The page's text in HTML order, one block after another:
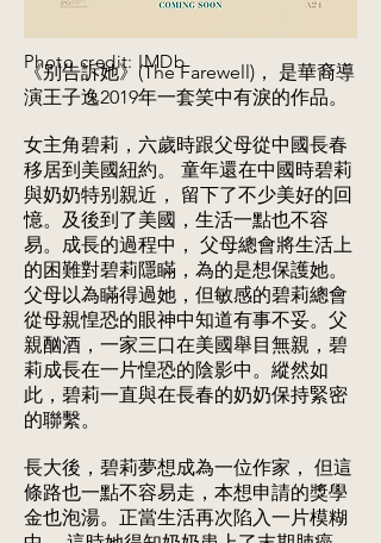
Photo credit: IMDb
《别告訴她》(The Farewell)， 是華裔導
演王子逸2019年一套笑中有淚的作品。
女主角碧莉，六歲時跟父母從中國長春
移居到美國紐約。 童年還在中國時碧莉
與奶奶特别親近， 留下了不少美好的回
憶。及後到了美國，生活一點也不容
易。成長的過程中， 父母總會將生活上
的困難對碧莉隱瞞，為的是想保護她。
父母以為瞞得過她，但敏感的碧莉總會
從母親惶恐的眼神中知道有事不妥。父
親酗酒，一家三口在美國舉目無親，碧
莉成長在一片惶恐的陰影中。縱然如
此，碧莉一直與在長春的奶奶保持緊密
的聯繫。
長大後，碧莉夢想成為一位作家， 但這
條路也一點不容易走，本想申請的獎學
金也泡湯。正當生活再次陷入一片模糊